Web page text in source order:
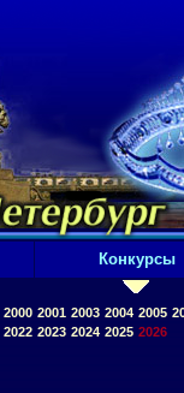
Конкурсы
2000 2001 2003 2004 2005
2022 2023 2024 2025 2026